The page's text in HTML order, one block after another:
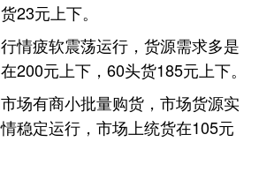
23元上下。
情疲软震荡运行，货源需求多是
200元上下，60头货185元上下。
场有商小批量购货，市场货源实
稳定运行，市场上统货在105元